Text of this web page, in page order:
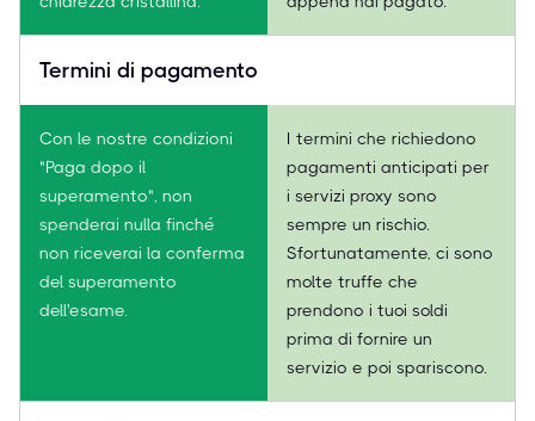
Termini di pagamento
Con le nostre condizioni
"Paga dopo il
superamento", non
spenderai nulla finché
non riceverai la conferma
del superamento
dell'esame.
I termini che richiedono
pagamenti anticipati per
i servizi proxy sono
sempre un rischio.
Sfortunatamente, ci sono
molte truffe che
prendono i tuoi soldi
prima di fornire un
servizio e poi spariscono.